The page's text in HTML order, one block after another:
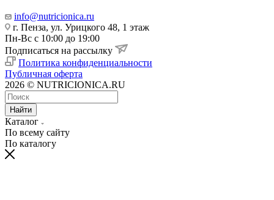
info@nutricionica.ru
г. Пенза, ул. Урицкого 48, 1 этаж
Пн-Вс с 10:00 до 19:00
Подписаться на рассылку
Политика конфиденциальности
Публичная оферта
2026 © NUTRICIONICA.RU
Найти
Каталог
По всему сайту
По каталогу